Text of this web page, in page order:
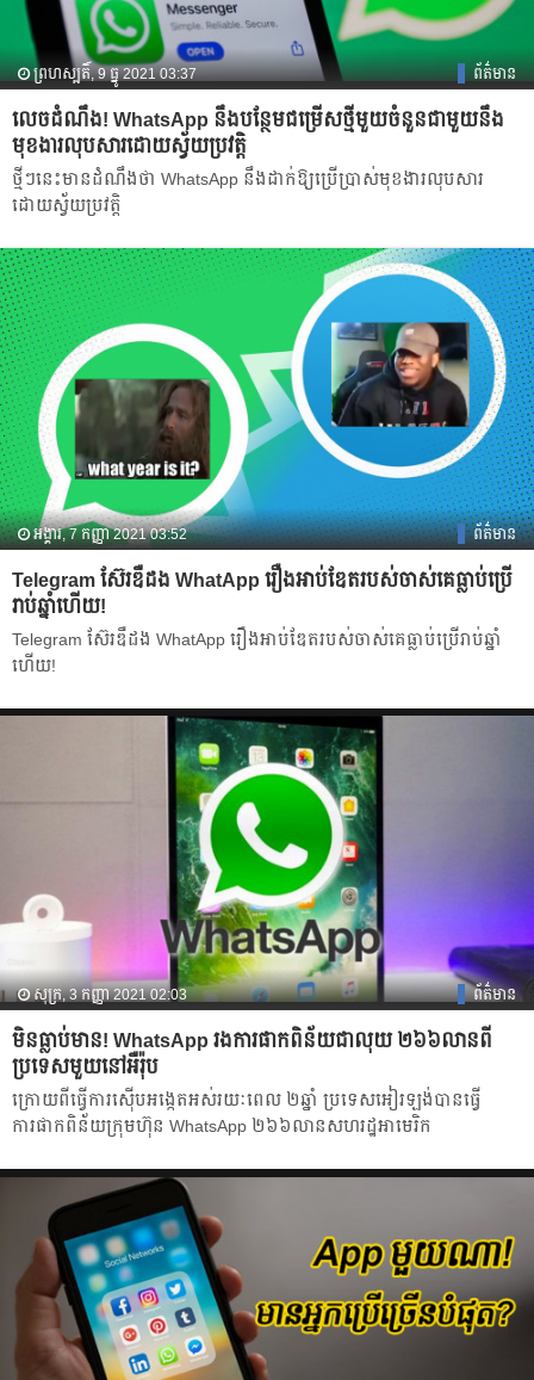
ព្រហស្បតិ៍, 9 ធ្នូ 2021 03:37 ព័ត៌មាន
លេចដំណឹង! WhatsApp នឹងបន្ថែមជម្រើសថ្មីមួយចំនួនជាមួយនឹង
មុខងារលុបសារដោយស្វ័យប្រវត្តិ
ថ្មីៗនេះ​មានដំណឹង​ថា WhatsApp នឹង​ដាក់ឱ្យប្រើប្រាស់មុខងារលុបសារ
ដោយស្វ័យប្រវត្តិ
អង្គារ, 7 កញ្ញា 2021 03:52 ព័ត៌មាន
​Telegram ស៊ែរឌឺដង WhatApp រឿងអាប់ឌែតរបស់ចាស់គេធ្លាប់ប្រើ
រាប់ឆ្នាំហើយ!
​Telegram ស៊ែរឌឺដង WhatApp រឿងអាប់ឌែតរបស់ចាស់គេធ្លាប់ប្រើរាប់ឆ្នាំ
ហើយ!
សុក្រ, 3 កញ្ញា 2021 02:03 ព័ត៌មាន
មិនធ្លាប់មាន! WhatsApp រងការផាកពិន័យជាលុយ ២៦៦លានពី
ប្រទេសមួយនៅអឺរ៉ុប
ក្រោយពីធ្វើការស៊ើបអង្កេតអស់រយៈពេល ២ឆ្នាំ ប្រទេសអៀរឡង់បានធ្វើ
ការផាកពិន័យក្រុមហ៊ុន WhatsApp ២៦៦លានសហរដ្ឋអាមេរិក